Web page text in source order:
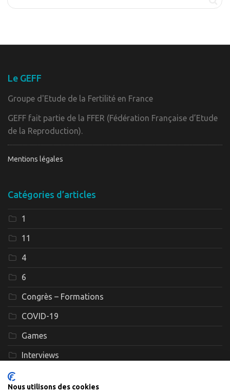
Le GEFF
Groupe d'Etude de la Fertilité en France
GEFF fait partie de la FFER (Fédération Française d’Etude
de la Reproduction).
Mentions légales
Catégories d’articles
1
11
4
6
Congrès – Formations
COVID-19
Games
Interviews
Nous utilisons des cookies